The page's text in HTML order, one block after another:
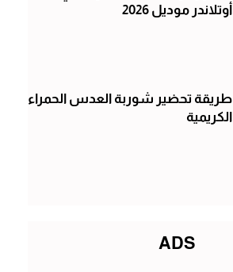
أوتلاندر موديل 2026
طريقة تحضير شوربة العدس الحمراء
الكريمية
ADS